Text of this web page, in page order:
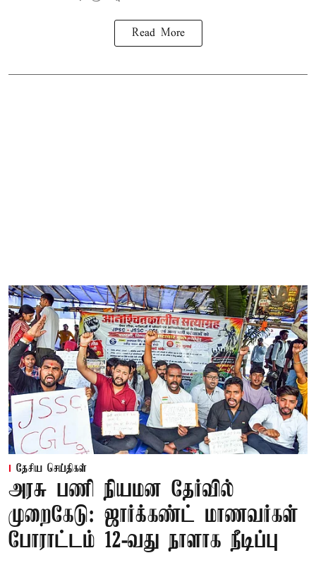
Read More
தேசிய செய்திகள்
அரசு பணி நியமன தேர்வில்
முறைகேடு: ஜார்க்கண்ட் மாணவர்கள்
போராட்டம் 12-வது நாளாக நீடிப்பு